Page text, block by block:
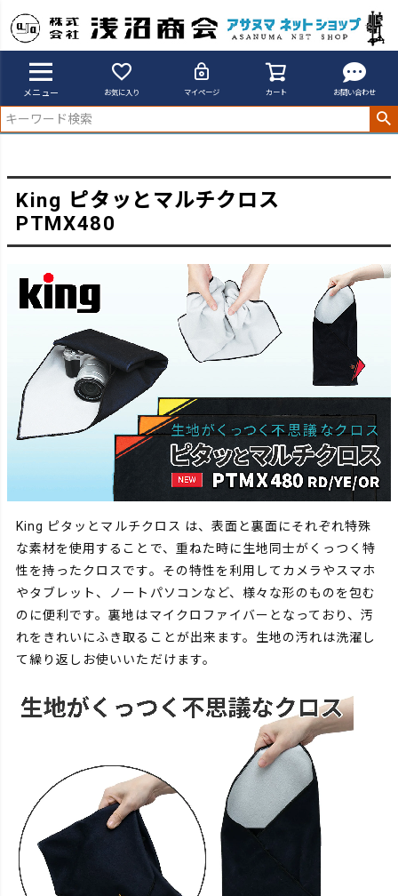
メニュー お気に入り マイページ カート お問い合わせ
アサヌマネットショップ
King ピタッとマルチクロス
PTMX480
King ピタッとマルチクロス は、表面と裏面にそれぞれ特殊
な素材を使用することで、重ねた時に生地同士がくっつく特
性を持ったクロスです。その特性を利用してカメラやスマホ
やタブレット、ノートパソコンなど、様々な形のものを包む
のに便利です。裏地はマイクロファイバーとなっており、汚
れをきれいにふき取ることが出来ます。生地の汚れは洗濯し
て繰り返しお使いいただけます。